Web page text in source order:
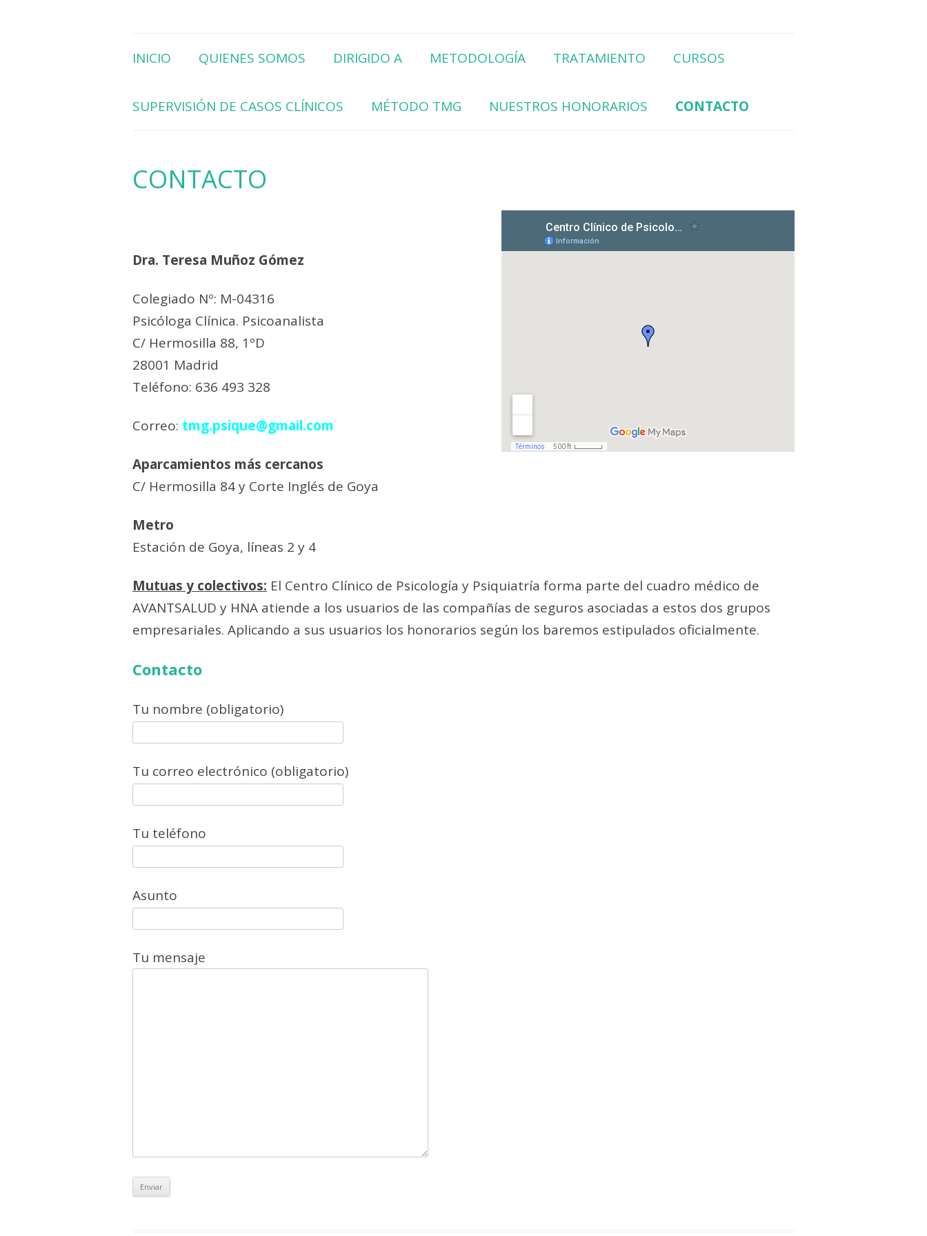
contenido
INICIO QUIENES SOMOS DIRIGIDO A METODOLOGÍA TRATAMIENTO CURSOS
SUPERVISIÓN DE CASOS CLÍNICOS MÉTODO TMG NUESTROS HONORARIOS CONTACTO
CONTACTO
Dra. Teresa Muñoz Gómez
Colegiado Nº: M-04316
Psicóloga Clínica. Psicoanalista
C/ Hermosilla 88, 1ºD
28001 Madrid
Teléfono: 636 493 328
Correo: tmg.psique@gmail.com
Aparcamientos más cercanos
C/ Hermosilla 84 y Corte Inglés de Goya
Metro
Estación de Goya, líneas 2 y 4
Mutuas y colectivos: El Centro Clínico de Psicología y Psiquiatría forma parte del cuadro médico de
AVANTSALUD y HNA atiende a los usuarios de las compañías de seguros asociadas a estos dos grupos
empresariales. Aplicando a sus usuarios los honorarios según los baremos estipulados oficialmente.
Contacto
Tu nombre (obligatorio)
Tu correo electrónico (obligatorio)
Tu teléfono
Asunto
Tu mensaje